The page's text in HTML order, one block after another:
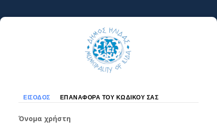
προς
Πρωτεύουσες
ΕΊΣΟΔΟΣ ΕΠΑΝΑΦΟΡΆ ΤΟΥ ΚΩΔΙΚΟΎ ΣΑΣ
Όνομα χρήστη